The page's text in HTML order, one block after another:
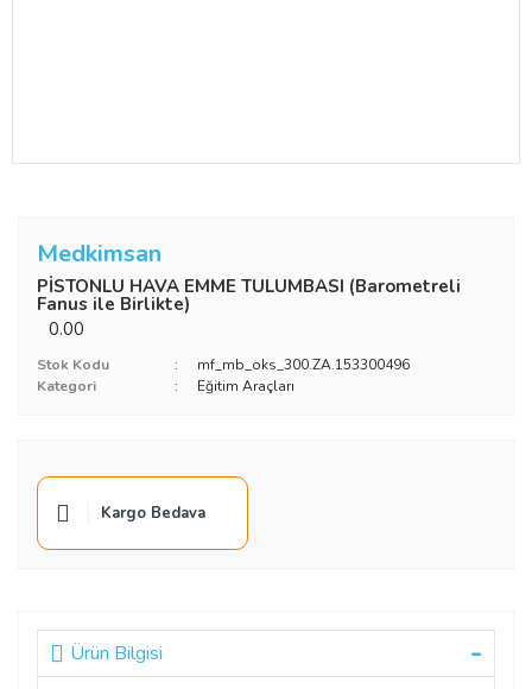
Medkimsan
PİSTONLU HAVA EMME TULUMBASI (Barometreli
Fanus ile Birlikte)
0.00
Stok Kodu
mf_mb_oks_300.ZA.153300496
Kategori
Eğitim Araçları
Kargo Bedava
Ürün Bilgisi